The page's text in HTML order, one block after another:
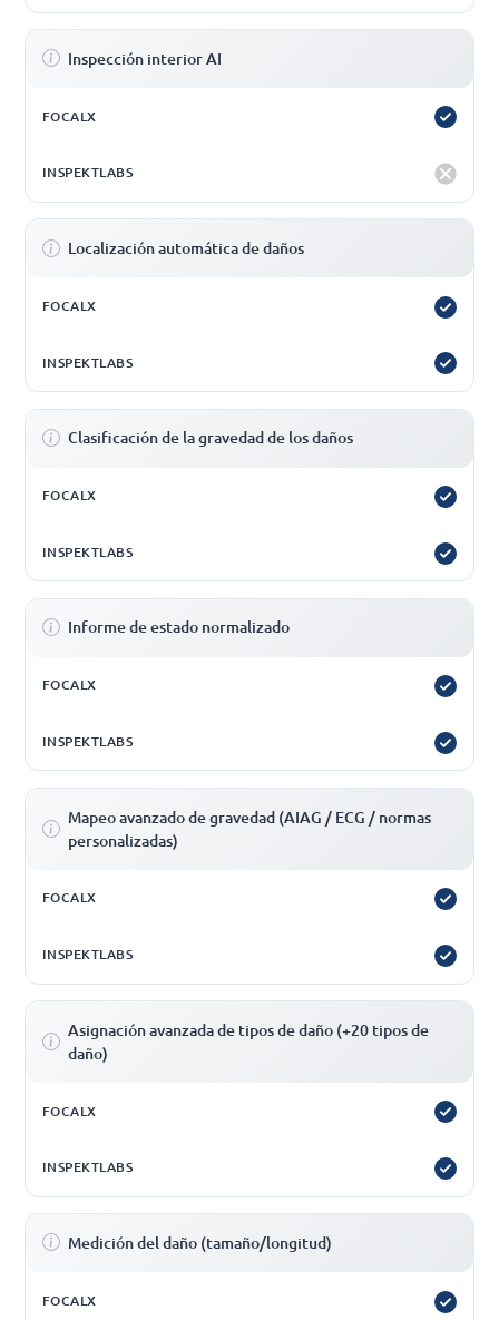
Inspección interior AI
Localización automática de daños
Clasificación de la gravedad de los daños
Informe de estado normalizado
Mapeo avanzado de gravedad (AIAG / ECG / normas
personalizadas)
Asignación avanzada de tipos de daño (+20 tipos de
daño)
Medición del daño (tamaño/longitud)